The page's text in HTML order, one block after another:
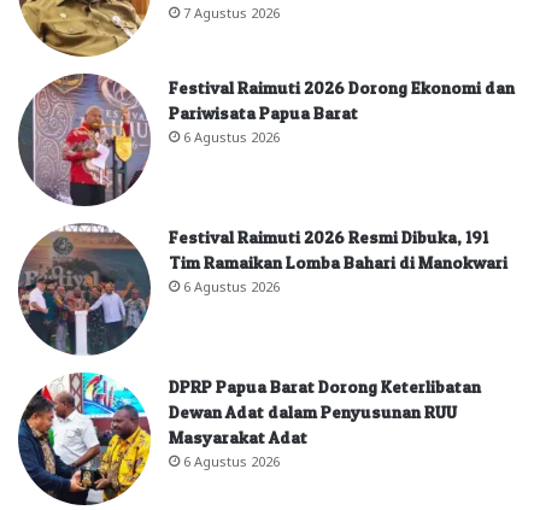
7 Agustus 2026
Festival Raimuti 2026 Dorong Ekonomi dan
Pariwisata Papua Barat
6 Agustus 2026
Festival Raimuti 2026 Resmi Dibuka, 191
Tim Ramaikan Lomba Bahari di Manokwari
6 Agustus 2026
DPRP Papua Barat Dorong Keterlibatan
Dewan Adat dalam Penyusunan RUU
Masyarakat Adat
6 Agustus 2026